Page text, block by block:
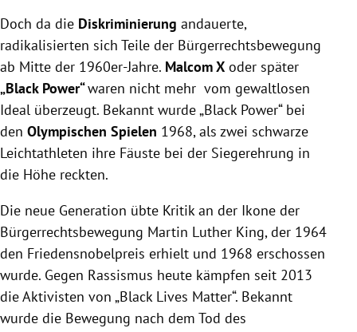
Doch da die Diskriminierung andauerte,
radikalisierten sich Teile der Bürgerrechtsbewegung
ab Mitte der 1960er-Jahre. Malcom X oder später
„Black Power“waren nicht mehr vom gewaltlosen
Ideal überzeugt. Bekannt wurde „Black Power“ bei
den Olympischen Spielen 1968, als zwei schwarze
Leichtathleten ihre Fäuste bei der Siegerehrung in
die Höhe reckten.
Die neue Generation übte Kritik an der Ikone der
Bürgerrechtsbewegung Martin Luther King, der 1964
den Friedensnobelpreis erhielt und 1968 erschossen
wurde. Gegen Rassismus heute kämpfen seit 2013
die Aktivisten von „Black Lives Matter“. Bekannt
wurde die Bewegung nach dem Tod des